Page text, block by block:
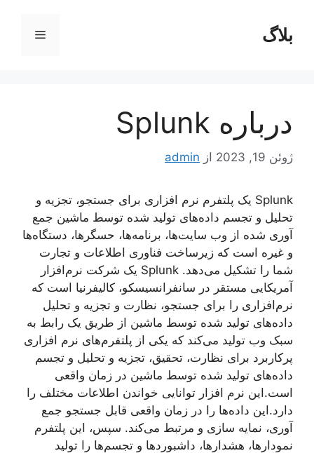
محتوابلاگ فهرست
درباره Splunk
ژوئن 19, 2023 از admin
Splunk یک پلتفرم نرم افزاری برای جستجو، تجزیه و
تحلیل و تجسم داده‌های تولید شده توسط ماشین جمع
آوری شده از وب سایت‌ها، برنامه‌ها، حسگرها، دستگاه‌ها
و غیره است که زیرساخت فناوری اطلاعات و تجارت
شما را تشکیل می‌دهد. Splunk یک شرکت نرم‌افزار
آمریکایی مستقر در سانفرانسیسکو، کالیفرنیا است که
نرم‌افزاری را برای جستجو، نظارت و تجزیه و تحلیل
داده‌های تولید شده توسط ماشین از طریق یک رابط به
سبک وب تولید می‌کند که یکی از پلتفرم‌های نرم افزاری
پرکاربرد برای نظارت، تحقیق، تجزیه و تحلیل و تجسم
داده‌های تولید شده توسط ماشین در زمان واقعی
است.این نرم افزار توانایی خواندن اطلاعات مختلف را
دارد.این داده‌ها را در زمان واقعی قابل جستجو جمع
آوری، نمایه سازی و مرتبط می‌کند. سپس، این پلتفرم
نمودارها، هشدارها، داشبوردها و تجسم‌ها را تولید